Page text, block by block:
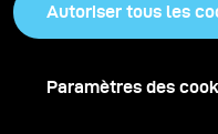
Autoriser tous les
Paramètres des